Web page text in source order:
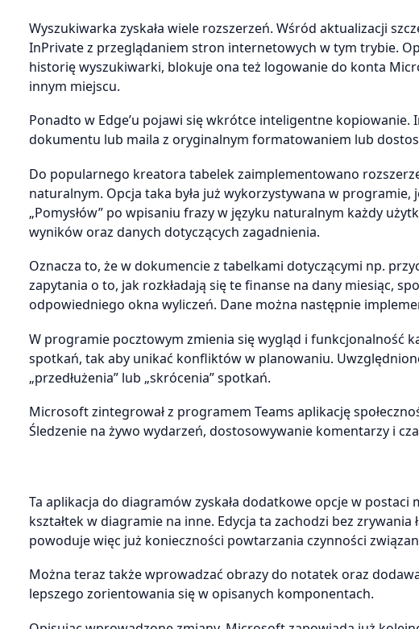
Wyszukiwarka zyskała wiele rozszerzeń. Wśród aktualizacji
InPrivate z przeglądaniem stron internetowych w tym trybie.
historię wyszukiwarki, blokuje ona też logowanie do konta
innym miejscu.
Ponadto w Edge’u pojawi się wkrótce inteligentne
dokumentu lub maila z oryginalnym formatowaniem lub
Do popularnego kreatora tabelek zaimplementowano
naturalnym. Opcja taka była już wykorzystywana w programie,
„Pomysłów” po wpisaniu frazy w języku naturalnym każdy
wyników oraz danych dotyczących zagadnienia.
Oznacza to, że w dokumencie z tabelkami dotyczącymi np.
zapytania o to, jak rozkładają się te finanse na dany miesiąc,
odpowiedniego okna wyliczeń. Dane można następnie
W programie pocztowym zmienia się wygląd i funkcjonalność
spotkań, tak aby unikać konfliktów w planowaniu.
„przedłużenia” lub „skrócenia” spotkań.
Microsoft zintegrował z programem Teams aplikację
Śledzenie na żywo wydarzeń, dostosowywanie komentarzy i
Ta aplikacja do diagramów zyskała dodatkowe opcje w
kształtek w diagramie na inne. Edycja ta zachodzi bez
powoduje więc już konieczności powtarzania czynności
Można teraz także wprowadzać obrazy do notatek oraz
lepszego zorientowania się w opisanych komponentach.